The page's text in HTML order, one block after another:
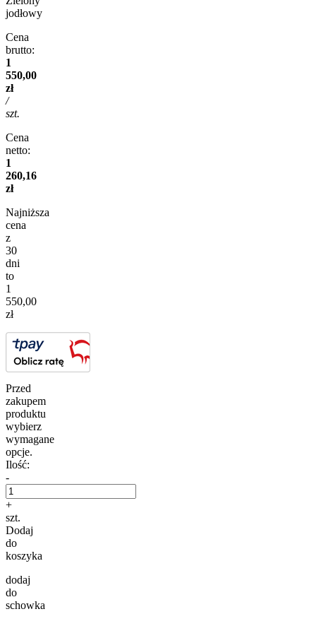
jodłowy
Cena
brutto:
1
550,00
zł
/
szt.
Cena
netto:
1
260,16
zł
Najniższa
cena
z
30
dni
to
1
550,00
zł
Przed
zakupem
produktu
wybierz
wymagane
opcje.
Ilość:
-
+
szt.
Dodaj
do
koszyka
dodaj
do
schowka